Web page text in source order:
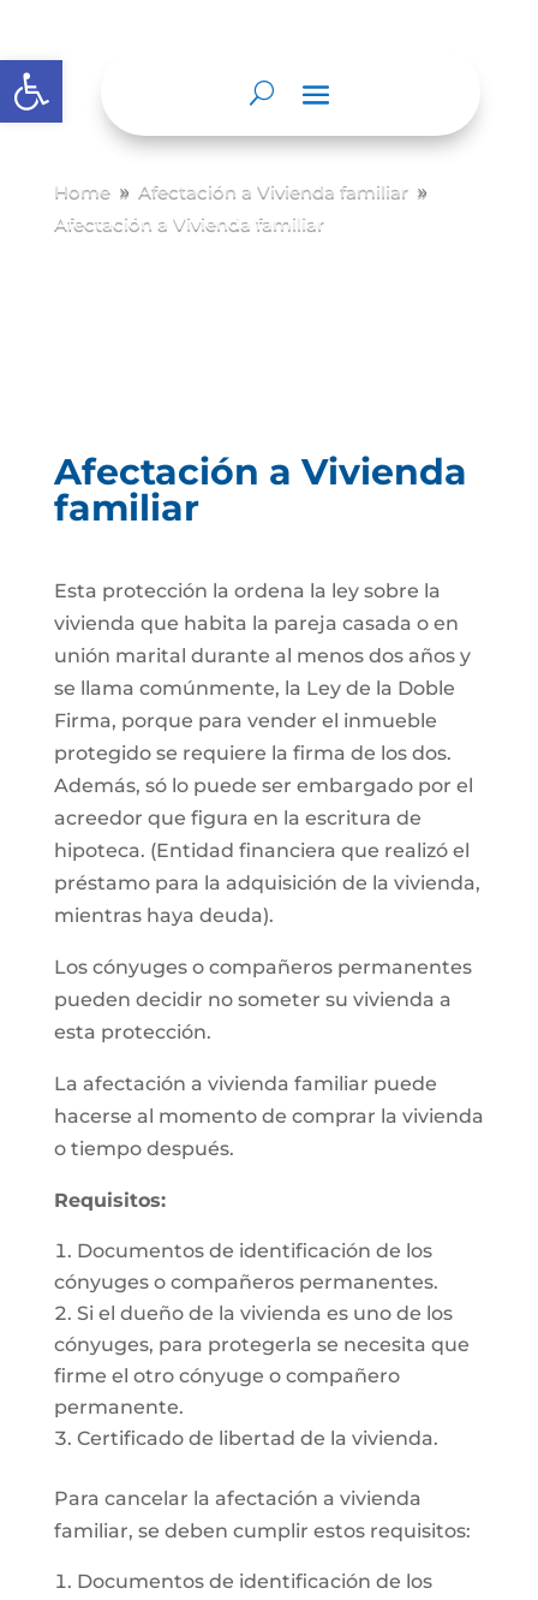
Abrir barra de herramientas
Home 9 Afectación a Vivienda familiar 9
Afectación a Vivienda familiar
Afectación a Vivienda
familiar
Esta protección la ordena la ley sobre la
vivienda que habita la pareja casada o en
unión marital durante al menos dos años y
se llama comúnmente, la Ley de la Doble
Firma, porque para vender el inmueble
protegido se requiere la firma de los dos.
Además, só lo puede ser embargado por el
acreedor que figura en la escritura de
hipoteca. (Entidad financiera que realizó el
préstamo para la adquisición de la vivienda,
mientras haya deuda).
Los cónyuges o compañeros permanentes
pueden decidir no someter su vivienda a
esta protección.
La afectación a vivienda familiar puede
hacerse al momento de comprar la vivienda
o tiempo después.
Requisitos:
Documentos de identificación de los
cónyuges o compañeros permanentes.
Si el dueño de la vivienda es uno de los
cónyuges, para protegerla se necesita que
firme el otro cónyuge o compañero
permanente.
Certificado de libertad de la vivienda.
Para cancelar la afectación a vivienda
familiar, se deben cumplir estos requisitos:
Documentos de identificación de los